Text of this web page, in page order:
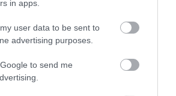
in apps.
user data to be sent to
advertising purposes.
to send me
téren is majd megjelenik-e, de
megfelelőnek tűnik a
dolgozik a működési kihívásokból való